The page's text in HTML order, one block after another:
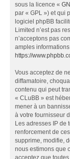
sous la licence «
par « GPL ») et qui
logiciel phpBB
Limited n’est pas
n’acceptons pas
amples
https://
Vous acceptez de
diffamatoire,
contenu qui peut
« CLuBB » est
mener à un
à votre fournisseur
Les adresses IP de
renforcement de
supprime, modifie,
nous estimons que
acceptez que